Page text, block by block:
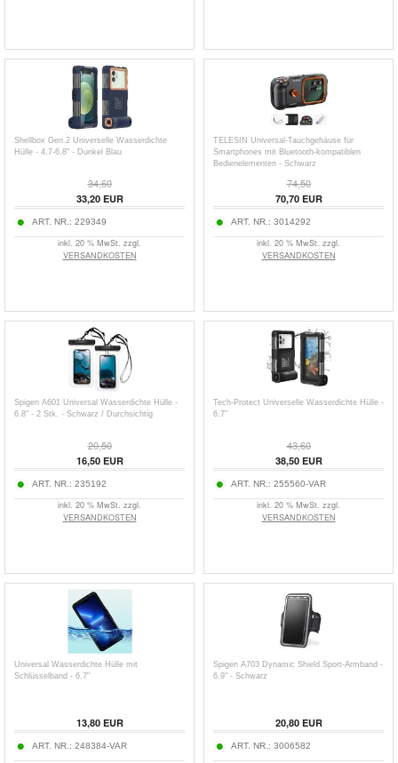
Shellbox Gen.2 Universelle Wasserdichte
Hülle - 4.7-6.8" - Dunkel Blau
34,60
33,20EUR
ART. NR.: 229349
inkl. 20 % MwSt. zzgl.
VERSANDKOSTEN
TELESIN Universal-Tauchgehäuse für
Smartphones mit Bluetooth-kompatiblen
Bedienelementen - Schwarz
74,50
70,70EUR
ART. NR.: 3014292
inkl. 20 % MwSt. zzgl.
VERSANDKOSTEN
Spigen A601 Universal Wasserdichte Hülle -
6.8" - 2 Stk. - Schwarz / Durchsichtig
20,50
16,50EUR
ART. NR.: 235192
inkl. 20 % MwSt. zzgl.
VERSANDKOSTEN
Tech-Protect Universelle Wasserdichte Hülle -
6.7"
43,60
38,50EUR
ART. NR.: 255560-VAR
inkl. 20 % MwSt. zzgl.
VERSANDKOSTEN
Universal Wasserdichte Hülle mit
Schlüsselband - 6.7"
13,80EUR
ART. NR.: 248384-VAR
Spigen A703 Dynamic Shield Sport-Armband -
6.9" - Schwarz
20,80EUR
ART. NR.: 3006582